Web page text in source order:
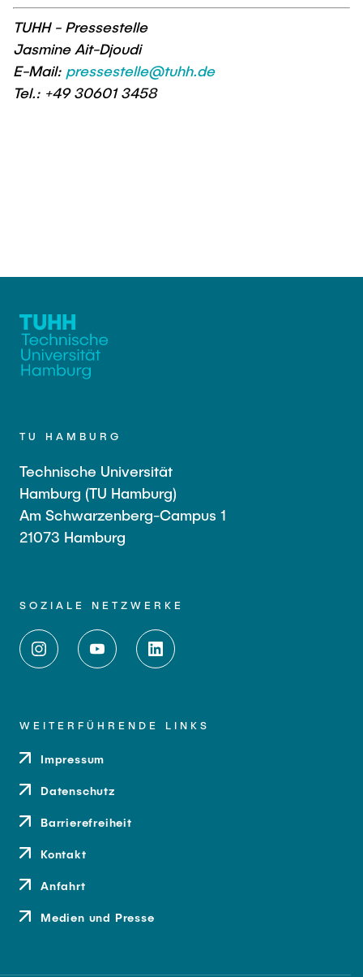
TUHH - Pressestelle
Jasmine Ait-Djoudi
E-Mail: pressestelle@tuhh.de
Tel.: +49 30601 3458
TU HAMBURG
Technische Universität
Hamburg (TU Hamburg)
Am Schwarzenberg-Campus 1
21073 Hamburg
SOZIALE NETZWERKE
WEITERFÜHRENDE LINKS
Impressum
Datenschutz
Barrierefreiheit
Kontakt
Anfahrt
Medien und Presse